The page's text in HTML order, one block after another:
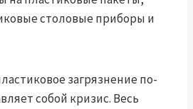
столовые приборы и
загрязнение по-
собой кризис. Весь